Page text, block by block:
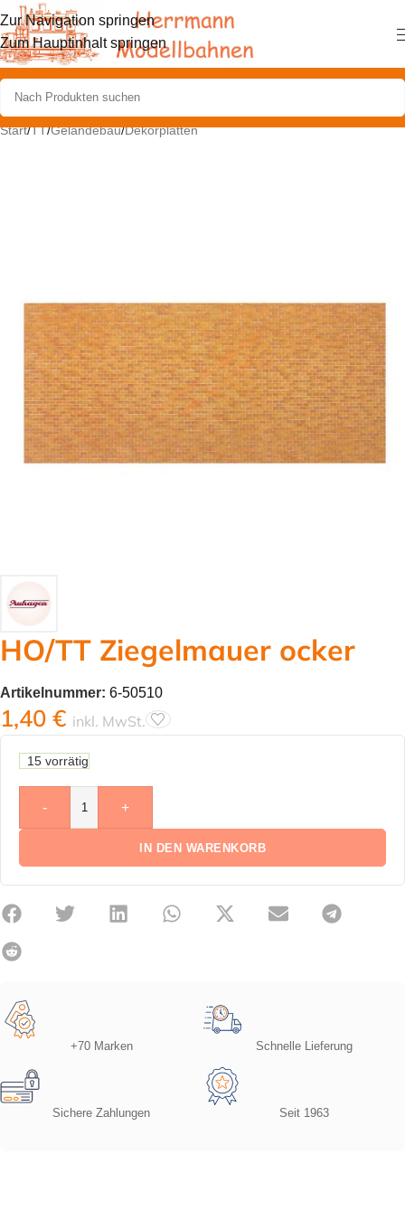
Zur Navigation springen
Zum Hauptinhalt springen
Start/TT/Geländebau/Dekorplatten
HO/TT Ziegelmauer ocker
Artikelnummer: 6-50510
1,40 € inkl. MwSt.
15 vorrätig
- +
IN DEN WARENKORB
+70 Marken Schnelle Lieferung
Sichere Zahlungen Seit 1963